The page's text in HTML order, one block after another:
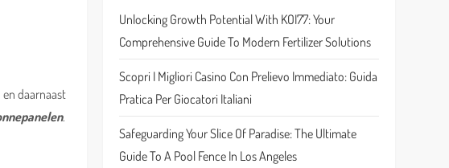
daarnaast
.
Unlocking Growth Potential With KOI77: Your
Comprehensive Guide To Modern Fertilizer Solutions
Scopri I Migliori Casino Con Prelievo Immediato: Guida
Pratica Per Giocatori Italiani
Safeguarding Your Slice Of Paradise: The Ultimate
Guide To A Pool Fence In Los Angeles